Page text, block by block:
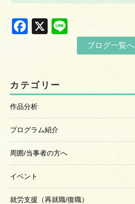
Facebook
X
ブログ一覧へ
カテゴリー
作品分析
プログラム紹介
周囲/当事者の方へ
イベント
就労支援（再就職/復職）